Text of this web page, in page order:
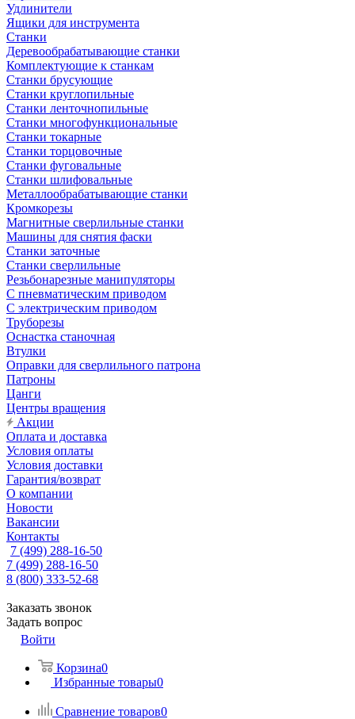
Удлинители
Ящики для инструмента
Станки
Деревообрабатывающие станки
Комплектующие к станкам
Станки брусующие
Станки круглопильные
Станки ленточнопильные
Станки многофункциональные
Станки токарные
Станки торцовочные
Станки фуговальные
Станки шлифовальные
Металлообрабатывающие станки
Кромкорезы
Магнитные сверлильные станки
Машины для снятия фаски
Станки заточные
Станки сверлильные
Резьбонарезные манипуляторы
С пневматическим приводом
С электрическим приводом
Труборезы
Оснастка станочная
Втулки
Оправки для сверлильного патрона
Патроны
Цанги
Центры вращения
Акции
Оплата и доставка
Условия оплаты
Условия доставки
Гарантия/возврат
О компании
Новости
Вакансии
Контакты
7 (499) 288-16-50
7 (499) 288-16-50
8 (800) 333-52-68
Заказать звонок
Задать вопрос
Войти
Корзина0
Избранные товары0
Сравнение товаров0